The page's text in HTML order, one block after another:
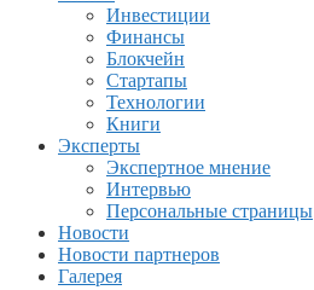
Инвестиции
Финансы
Блокчейн
Стартапы
Технологии
Книги
Эксперты
Экспертное мнение
Интервью
Персональные страницы
Новости
Новости партнеров
Галерея